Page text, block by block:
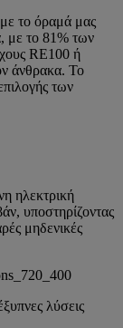
το όραμά μας
με το 81% των
RE100 ή
άνθρακα. Το
των
ηλεκτρική
υποστηρίζοντας
μηδενικές
λύσεις